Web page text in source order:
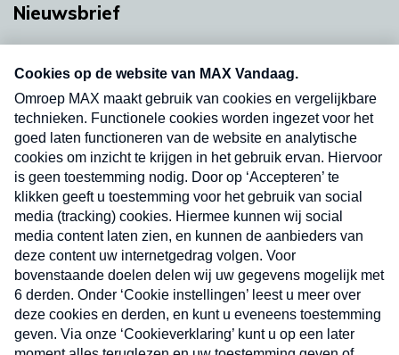
Nieuwsbrief
Neem hier een gratis abonnement op onze
nieuwsbrief. Elke vrijdag- en dinsdagochtend in
uw mailbox.
Verzend
Nieuwsbrief
Neem hier een gratis abonnement op onze